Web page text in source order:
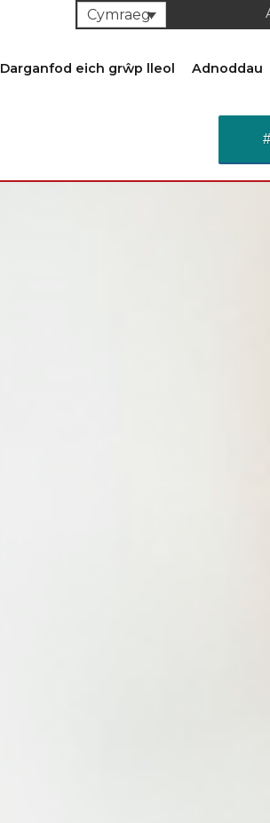
Cymraeg
Darganfod eich grŵp lleol Adnoddau